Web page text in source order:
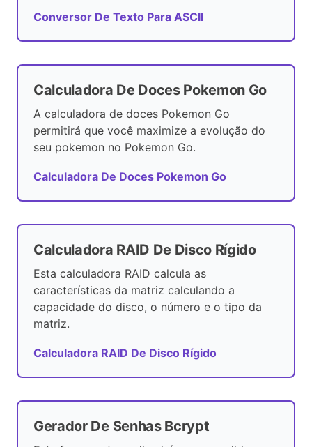
Conversor De Texto Para ASCII
Calculadora De Doces Pokemon Go
A calculadora de doces Pokemon Go
permitirá que você maximize a evolução do
seu pokemon no Pokemon Go.
Calculadora De Doces Pokemon Go
Calculadora RAID De Disco Rígido
Esta calculadora RAID calcula as
características da matriz calculando a
capacidade do disco, o número e o tipo da
matriz.
Calculadora RAID De Disco Rígido
Gerador De Senhas Bcrypt